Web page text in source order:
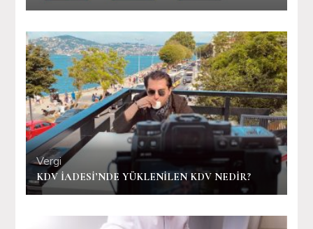
Vergi
KDV İADESİ’NDE YÜKLENİLEN KDV NEDİR?